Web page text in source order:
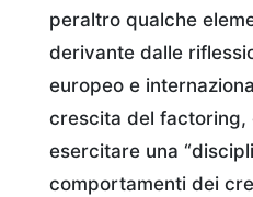
peraltro qualche
derivante dalle
europeo e
crescita del factoring,
esercitare una
comportamenti dei